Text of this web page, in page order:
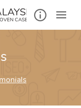
CASE STUDIES